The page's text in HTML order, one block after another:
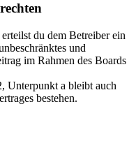
du dem Betreiber ein
und
im Rahmen des Boards
Unterpunkt a bleibt auch
bestehen.